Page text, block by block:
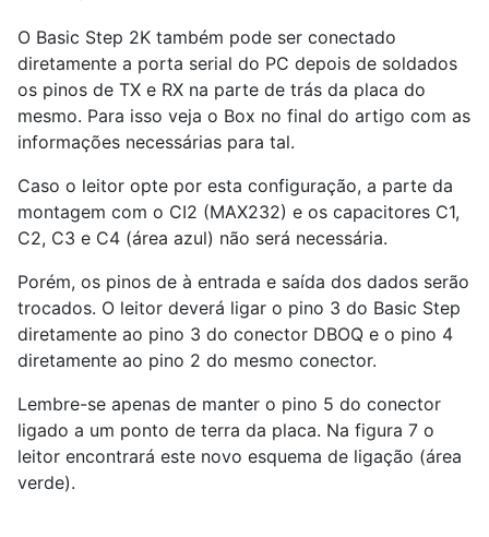
O Basic Step 2K também pode ser conectado
diretamente a porta serial do PC depois de soldados
os pinos de TX e RX na parte de trás da placa do
mesmo. Para isso veja o Box no final do artigo com as
informações necessárias para tal.
Caso o leitor opte por esta configuração, a parte da
montagem com o CI2 (MAX232) e os capacitores C1,
C2, C3 e C4 (área azul) não será necessária.
Porém, os pinos de à entrada e saída dos dados serão
trocados. O leitor deverá ligar o pino 3 do Basic Step
diretamente ao pino 3 do conector DBOQ e o pino 4
diretamente ao pino 2 do mesmo conector.
Lembre-se apenas de manter o pino 5 do conector
ligado a um ponto de terra da placa. Na figura 7 o
leitor encontrará este novo esquema de ligação (área
verde).